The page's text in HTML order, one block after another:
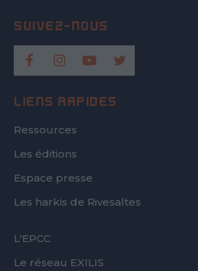
LIENS RAPIDES
Ressources
Les éditions
Espace presse
Les harkis de Rivesaltes
FOOTER
L'EPCC
Le réseau EXILIS